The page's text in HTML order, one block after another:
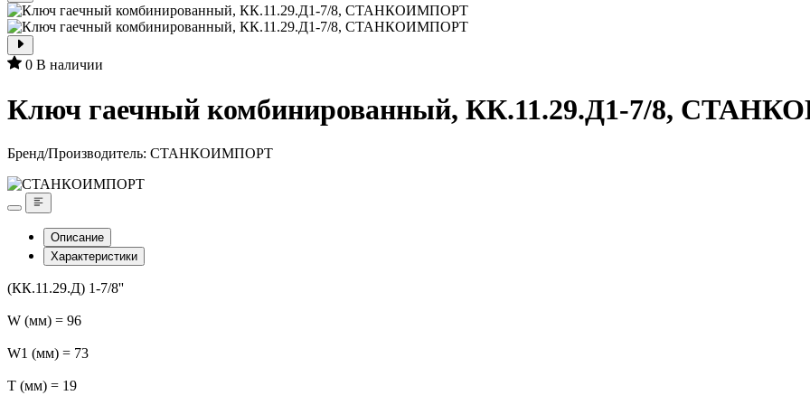
0 В наличии
Ключ гаечный комбинированный, КК.11.29.Д1-7/8,
Бренд/Производитель: СТАНКОИМПОРТ
Описание
Характеристики
(КК.11.29.Д) 1-7/8''
W (мм) = 96
W1 (мм) = 73
T (мм) = 19